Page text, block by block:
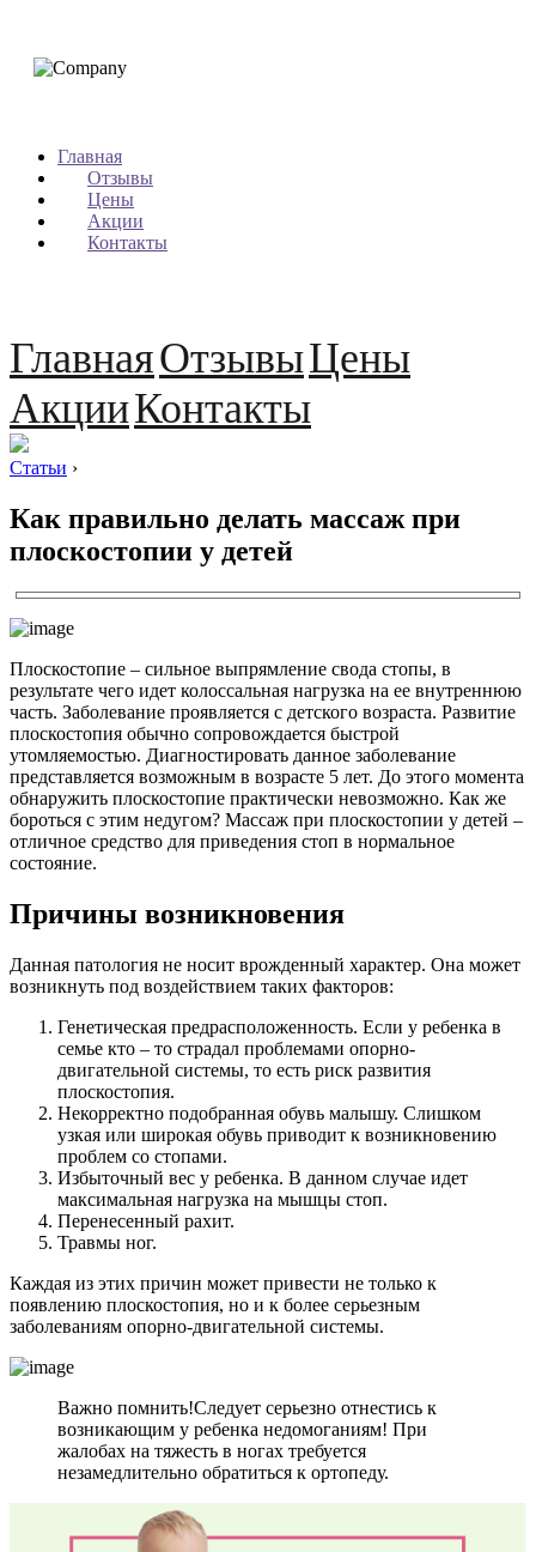
Главная
Отзывы
Цены
Акции
Контакты
ГлавнаяОтзывыЦены
АкцииКонтакты
Статьи ›
Как правильно делать массаж при
плоскостопии у детей
Плоскостопие – сильное выпрямление свода стопы, в
результате чего идет колоссальная нагрузка на ее внутреннюю
часть. Заболевание проявляется с детского возраста. Развитие
плоскостопия обычно сопровождается быстрой
утомляемостью. Диагностировать данное заболевание
представляется возможным в возрасте 5 лет. До этого момента
обнаружить плоскостопие практически невозможно. Как же
бороться с этим недугом? Массаж при плоскостопии у детей –
отличное средство для приведения стоп в нормальное
состояние.
Причины возникновения
Данная патология не носит врожденный характер. Она может
возникнуть под воздействием таких факторов:
Генетическая предрасположенность. Если у ребенка в
семье кто – то страдал проблемами опорно-
двигательной системы, то есть риск развития
плоскостопия.
Некорректно подобранная обувь малышу. Слишком
узкая или широкая обувь приводит к возникновению
проблем со стопами.
Избыточный вес у ребенка. В данном случае идет
максимальная нагрузка на мышцы стоп.
Перенесенный рахит.
Травмы ног.
Каждая из этих причин может привести не только к
появлению плоскостопия, но и к более серьезным
заболеваниям опорно-двигательной системы.
Важно помнить!Следует серьезно отнестись к
возникающим у ребенка недомоганиям! При
жалобах на тяжесть в ногах требуется
незамедлительно обратиться к ортопеду.